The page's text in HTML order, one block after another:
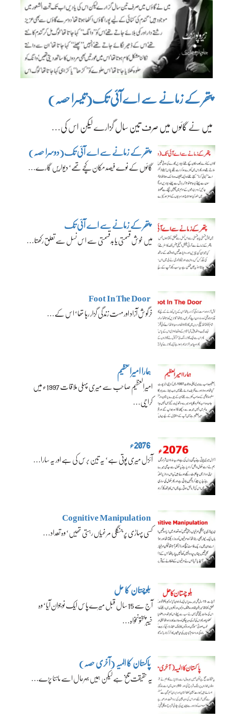
پتھر کے زمانے سے اے آئی تک(تیسرا حصہ)
میں نے گائوں میں صرف تین سال گزارے لیکن اس کی…
پتھر کے زمانے سے اے آئی تک(دوسرا حصہ)
گائوں کے نوے فیصد مکان کچے تھے‘ دیواریں گارے…
پتھر کے زمانے سے اے آئی تک
میں خوش قسمتی یا بدقسمتی سے اس نسل سے تعلق رکھتا…
Foot In The Door
خرگوش آزاد اور مست زندگی گزار رہا تھا‘ اس کے…
ہمارا امیرالعظیم
امیرالعظیم صاحب سے میری پہلی ملاقات 1997ء میں
کراچی…
2076ء
آئزل میری پوتی ہے‘ یہ تین برس کی ہے اور یہ سارا…
Cognitive Manipulation
کسی پہاڑی پر جنگلی مرغیاں رہتی تھیں‘ وہ تعداد…
بلوچستان کا حل
آج سے 15 سال قبل میرے پاس ایک نوجوان آیا‘ وہ
خیبرپختونخواہ…
پاکستان کا المیہ (آخری حصہ)
یہ حقیقت تلخ ہے لیکن ہمیں بہرحال اسے ماننا پڑے…